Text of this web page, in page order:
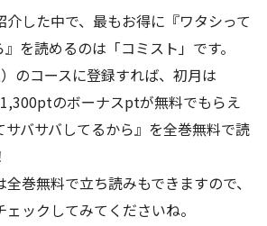
電子書籍 70％割引
電子書籍 90%割引
電子書籍 1日1話無料
介した中で、最もお得に『ワタシって
を読めるのは「コミスト」です。
のコースに登録すれば、初月は
のボーナスptが無料でもらえ
サバサバしてるから』を全巻無料で読
巻無料で立ち読みもできますので、
ックしてみてくださいね。